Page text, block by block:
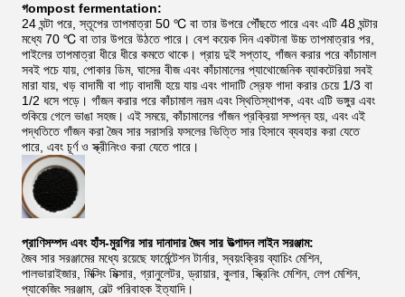
গompost fermentation:
24 ঘন্টা পরে, স্তূপের তাপমাত্রা 50 ℃ বা তার উপরে পৌঁছতে পারে এবং এটি 48 ঘন্টার
মধ্যে 70 ℃ বা তার উপরে উঠতে পারে। বেশ কয়েক দিন একটানা উচ্চ তাপমাত্রার পর,
পাইলের তাপমাত্রা ধীরে ধীরে কমতে থাকে। প্রায় দুই সপ্তাহ, গাঁজন করার পরে কাঁচামাল
সবই পচে যায়, পোকার ডিম, ঘাসের বীজ এবং কাঁচামালের প্যাথোজেনিক ব্যাকটেরিয়া সবই
মারা যায়, খড় বাদামী বা গাঢ় বাদামী হয়ে যায় এবং গাদাটি স্রেফ গাদা করার চেয়ে 1/3 বা
1/2 ধসে পড়ে। গাঁজন করার পরে কাঁচামাল নরম এবং স্থিতিস্থাপক, এবং এটি ভঙ্গুর এবং
শুকিয়ে গেলে ভাঙা সহজ। এই সময়ে, কাঁচামালের গাঁজন প্রক্রিয়া সম্পন্ন হয়, এবং এই
পদ্ধতিতে গাঁজন করা জৈব সার সরাসরি ফসলের ভিত্তি সার হিসাবে ব্যবহার করা যেতে
পারে, এবং চূর্ণ ও স্ক্রীনিংও করা যেতে পারে।
প্রাণিসম্পদ এবং হাঁস-মুরগির সার দানাদার জৈব সার উত্পাদন লাইন সরঞ্জাম:
জৈব সার সরঞ্জামের মধ্যে রয়েছে ফার্মেন্টেশন টার্নার, স্বয়ংক্রিয় ব্যাচিং মেশিন,
পালভারাইজার, মিক্সিং মিক্সার, গ্রানুলেটর, ড্রায়ার, কুলার, স্ক্রিনিং মেশিন, লেপ মেশিন,
প্যাকেজিং সরঞ্জাম, বেল্ট পরিবাহক ইত্যাদি।